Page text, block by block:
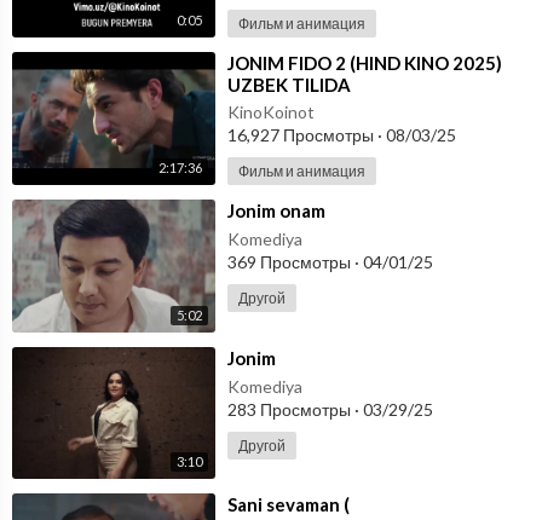
0:05 Фильм и анимация
2:17:36
⁣JONIM FIDO 2 (HIND KINO 2025)
UZBEK TILIDA
KinoKoinot
16,927 Просмотры · 08/03/25
Фильм и анимация
5:02
⁣Jonim onam
Komediya
369 Просмотры · 04/01/25
Другой
3:10
⁣Jonim
Komediya
283 Просмотры · 03/29/25
Другой
⁣Sani sevaman (